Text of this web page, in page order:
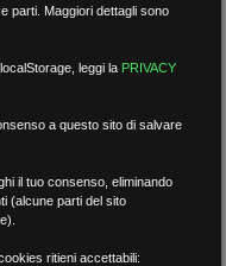
parti. Maggiori dettagli sono
leggi la PRIVACY
a questo sito di salvare
il tuo consenso, eliminando
(alcune parti del sito
ritieni accettabili: